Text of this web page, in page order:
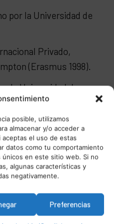
posible, utilizamos
almacenar y/o acceder a
el uso de estas
datos como tu comportamiento
en este sitio web. Si no
algunas características y
negativamente.
Preferencias
por la Universidad de
Privado,
(Erasmus 1998).
la Universidad de
2000).
I.S.D.E.
2001).
para acceder a la
(Academia C.E.F. de
en la I.S.D.E.